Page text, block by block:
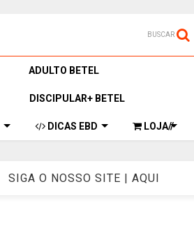
BUSCAR
ADULTO BETEL
DISCIPULAR+ BETEL
DICAS EBD LOJA//
SIGA O NOSSO SITE | AQUI